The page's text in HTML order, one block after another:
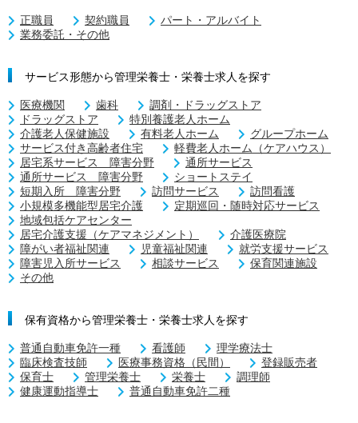
正職員 契約職員
パート・アルバイト
業務委託・その他
サービス形態から管理栄養士・栄養士求人を探す
医療機関 歯科
調剤・ドラッグストア
ドラッグストア
特別養護老人ホーム
介護老人保健施設
有料老人ホーム
グループホーム
サービス付き高齢者住宅
軽費老人ホーム（ケアハウス）
居宅系サービス 障害分野
通所サービス
通所サービス 障害分野
ショートステイ
短期入所 障害分野
訪問サービス
訪問看護
小規模多機能型居宅介護
定期巡回・随時対応サービス
地域包括ケアセンター
居宅介護支援（ケアマネジメント）
介護医療院
障がい者福祉関連
児童福祉関連
就労支援サービス
障害児入所サービス
相談サービス
保育関連施設
その他
保有資格から管理栄養士・栄養士求人を探す
普通自動車免許一種 看護師
理学療法士
臨床検査技師
医療事務資格（民間）
登録販売者
保育士
管理栄養士 栄養士
調理師
健康運動指導士
普通自動車免許二種